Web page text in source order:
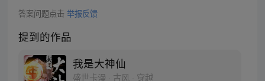
答案问题点击 举报反馈
提到的作品
我是大神仙
盛世卡漫 · 古风 · 穿越